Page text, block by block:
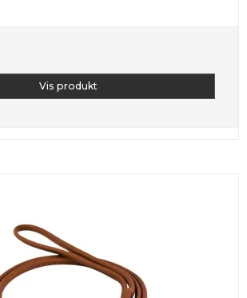
Vis produkt